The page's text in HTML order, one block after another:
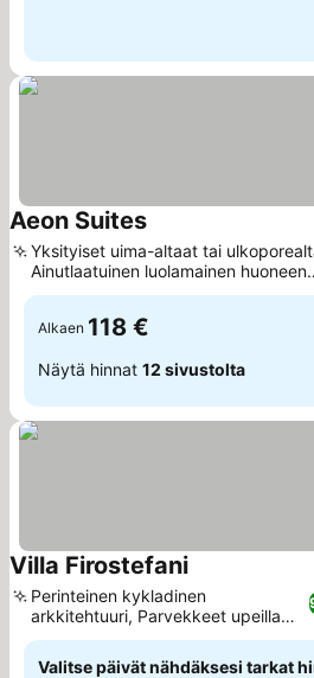
Aeon SuitesKatso hinnat
Yksityiset uima-altaat tai
Ainutlaatuinen luolamainen huoneen
estetiikka
Alkaen 118 €
Näytä hinnat 12 sivustolta
Villa FirostefaniKatso hinnat
Perinteinen kykladinen
arkkitehtuuri, Parvekkeet upeilla
näkymillä
Valitse päivät nähdäksesi tarkat